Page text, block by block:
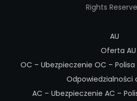
Rights
AU
Oferta AU
OC – Ubezpieczenie OC –
Odpowiedzialności
AC – Ubezpieczenie AC –